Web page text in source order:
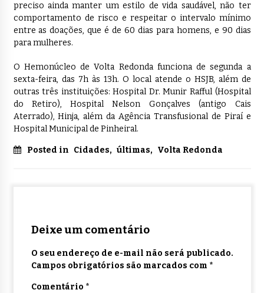
preciso ainda manter um estilo de vida saudável, não ter
comportamento de risco e respeitar o intervalo mínimo
entre as doações, que é de 60 dias para homens, e 90 dias
para mulheres.
O Hemonúcleo de Volta Redonda funciona de segunda a
sexta-feira, das 7h às 13h. O local atende o HSJB, além de
outras três instituições: Hospital Dr. Munir Rafful (Hospital
do Retiro), Hospital Nelson Gonçalves (antigo Cais
Aterrado), Hinja, além da Agência Transfusional de Piraí e
Hospital Municipal de Pinheiral.
Posted in Cidades, últimas, Volta Redonda
Deixe um comentário
O seu endereço de e-mail não será publicado.
Campos obrigatórios são marcados com *
Comentário *